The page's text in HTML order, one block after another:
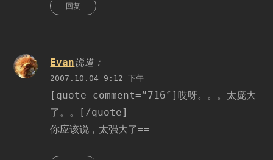
回复
Evan说道：
2007.10.04 9:12 下午
[quote comment=”716″]哎呀。。。太庞大
了。。[/quote]
你应该说，太强大了==